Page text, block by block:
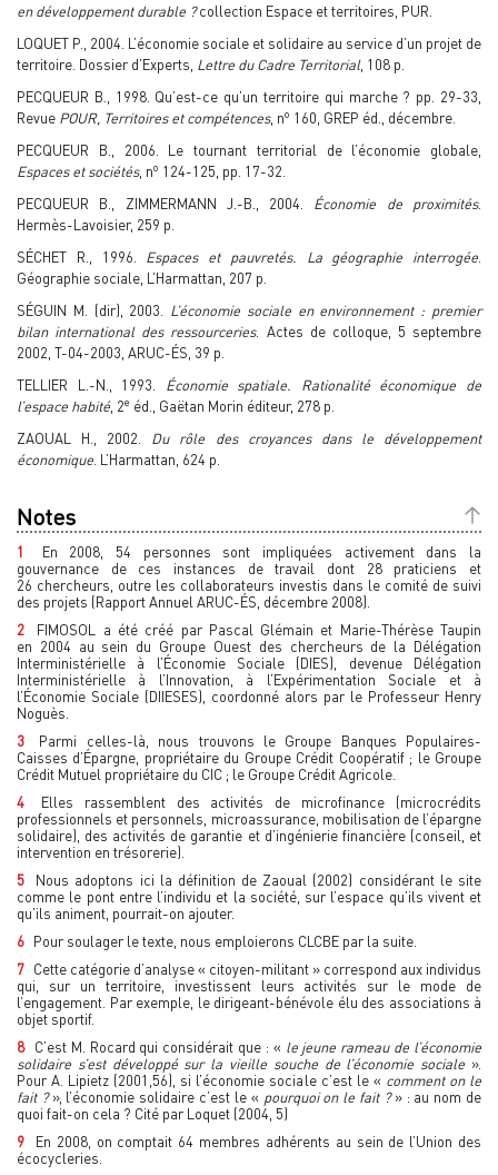
en développement durable ?collection Espace et territoires, PUR.
LOQUET P., 2004. L’économie sociale et solidaire au service d’un projet de
territoire. Dossier d’Experts, Lettre du Cadre Territorial, 108 p.
PECQUEUR B., 1998. Qu’est-ce qu’un territoire qui marche ? pp. 29-33,
Revue POUR, Territoires et compétences, no 160, GREP éd., décembre.
PECQUEUR B., 2006. Le tournant territorial de l’économie globale,
Espaces et sociétés, no 124-125, pp. 17-32.
PECQUEUR B., ZIMMERMANN J.-B., 2004. Économie de proximités.
Hermès-Lavoisier, 259 p.
SÉCHET R., 1996. Espaces et pauvretés. La géographie interrogée
Géographie sociale, L’Harmattan, 207 p.
SÉGUIN M. (dir), 2003. L’économie sociale en environnement : premier
bilan international des ressourceries. Actes de colloque, 5 septembre
2002, T-04-2003, ARUC-ÉS, 39 p.
TELLIER L.-N., 1993. Économie spatiale. Rationalité économique de
l’espace habité, 2e éd., Gaëtan Morin éditeur, 278 p.
ZAOUAL H., 2002. Du rôle des croyances dans le développement
économique . L’Harmattan, 624 p.
Notes
1
En 2008, 54 personnes sont impliquées activement dans la
gouvernance de ces instances de travail dont 28 praticiens et
26 chercheurs, outre les collaborateurs investis dans le comité de suivi
des projets (Rapport Annuel ARUC-ÉS, décembre 2008).
2
FIMOSOL a été créé par Pascal Glémain et Marie-Thérèse Taupin
en 2004 au sein du Groupe Ouest des chercheurs de la Délégation
Interministérielle à l’Économie Sociale (DIES), devenue Délégation
Interministérielle à l’Innovation, à l’Expérimentation Sociale et à
l’Économie Sociale (DIIESES), coordonné alors par le Professeur Henry
Noguès.
3
Parmi celles-là, nous trouvons le Groupe Banques Populaires-
Caisses d’Épargne, propriétaire du Groupe Crédit Coopératif ; le Groupe
Crédit Mutuel propriétaire du CIC ; le Groupe Crédit Agricole.
4
Elles rassemblent des activités de microfinance (microcrédits
professionnels et personnels, microassurance, mobilisation de l’épargne
solidaire), des activités de garantie et d’ingénierie financière (conseil, et
intervention en trésorerie).
5
Nous adoptons ici la définition de Zaoual (2002) considérant le site
comme le pont entre l’individu et la société, sur l’espace qu’ils vivent et
qu’ils animent, pourrait-on ajouter.
6 Pour soulager le texte, nous emploierons CLCBE par la suite.
7 Cette catégorie d’analyse « citoyen-militant » correspond aux individus
qui, sur un territoire, investissent leurs activités sur le mode de
l’engagement. Par exemple, le dirigeant-bénévole élu des associations à
objet sportif.
8
C’est M. Rocard qui considérait que : « le jeune rameau de l’économie
solidaire s’est développé sur la vieille souche de l’économie sociale ».
Pour A. Lipietz (2001,56), si l’économie sociale c’est le « comment on le
fait ?», l’économie solidaire c’est le « pourquoi on le fait ?» : au nom de
quoi fait-on cela ? Cité par Loquet (2004, 5)
9
En 2008, on comptait 64 membres adhérents au sein de l’Union des
écocycleries.